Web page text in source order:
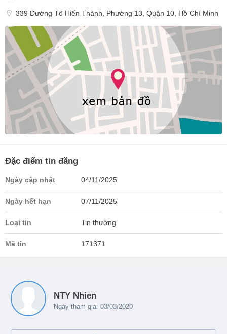
339 Đường Tô Hiến Thành, Phường 13, Quận 10, Hồ Chí Minh
Đặc điểm tin đăng
Ngày cập nhật 04/11/2025
Ngày hết hạn 07/11/2025
Loại tin Tin thường
Mã tin 171371
NTY Nhien
Ngày tham gia: 03/03/2020